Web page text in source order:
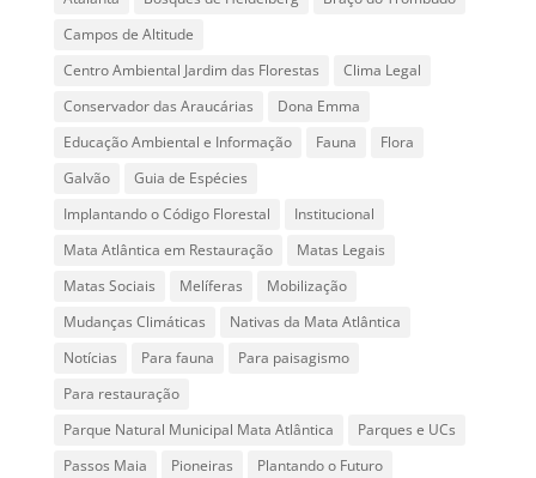
Campos de Altitude
Centro Ambiental Jardim das Florestas
Clima Legal
Conservador das Araucárias
Dona Emma
Educação Ambiental e Informação
Fauna
Flora
Galvão
Guia de Espécies
Implantando o Código Florestal
Institucional
Mata Atlântica em Restauração
Matas Legais
Matas Sociais
Melíferas
Mobilização
Mudanças Climáticas
Nativas da Mata Atlântica
Notícias
Para fauna
Para paisagismo
Para restauração
Parque Natural Municipal Mata Atlântica
Parques e UCs
Passos Maia
Pioneiras
Plantando o Futuro